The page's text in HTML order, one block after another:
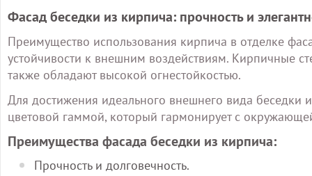
Фасад беседки из кирпича: прочность и
Преимущество использования кирпича в отделке
устойчивости к внешним воздействиям. Кирпичные
также обладают высокой огнестойкостью.
Для достижения идеального внешнего вида беседки
цветовой гаммой, который гармонирует с
Преимущества фасада беседки из кирпича:
Прочность и долговечность.